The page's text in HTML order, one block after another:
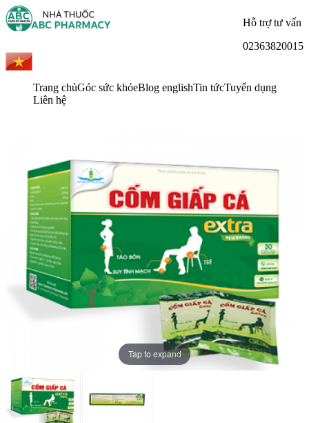
Hỗ trợ tư vấn
02363820015
Trang chủGóc sức khỏeBlog englishTin tứcTuyển dụng
Liên hệ
Tap to expand